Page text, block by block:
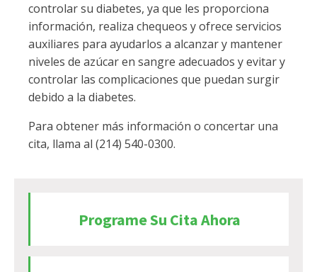
controlar su diabetes, ya que les proporciona
información, realiza chequeos y ofrece servicios
auxiliares para ayudarlos a alcanzar y mantener
niveles de azúcar en sangre adecuados y evitar y
controlar las complicaciones que puedan surgir
debido a la diabetes.
Para obtener más información o concertar una
cita, llama al (214) 540-0300.
Programe Su Cita Ahora